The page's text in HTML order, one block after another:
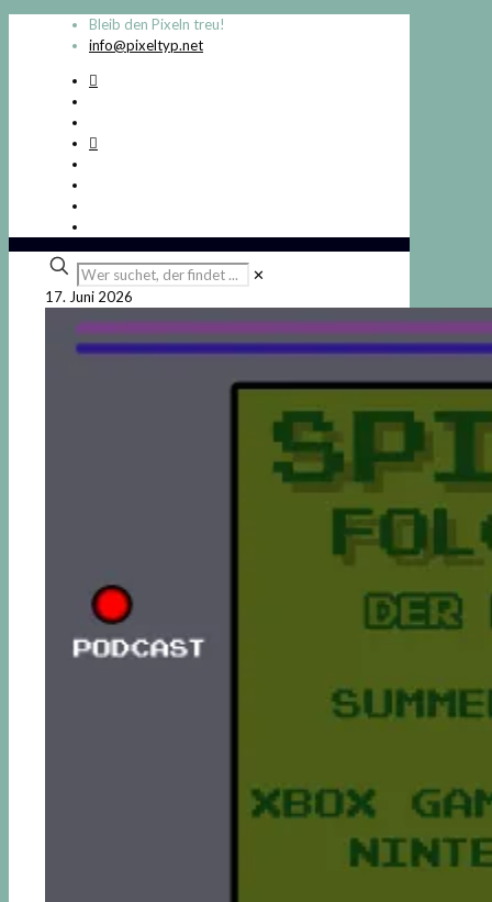
Bleib den Pixeln treu!
info@pixeltyp.net
Wer
suchet,
der
findet
...
✕
17. Juni 2026